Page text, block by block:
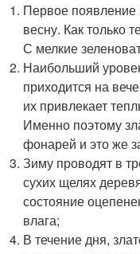
Первое появление
весну. Как только
С мелкие
Наибольший
приходится на
их привлекает
Именно поэтому
фонарей и это же
Зиму проводят в
сухих щелях
состояние
влага;
В течение дня,